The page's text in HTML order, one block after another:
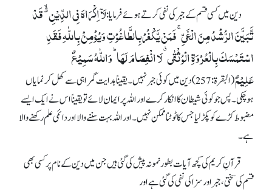
دین میں کسی قسم کے جبر کی نفی کرتے ہوئے فرمایا:لَاۤ اِکۡرَاہَ فِی الدِّیۡنِ ۟ۙ قَدۡ
تَّبَیَّنَ الرُّشۡدُ مِنَ الۡغَیِّۚ فَمَنۡ یَّکۡفُرۡ بِالطَّاغُوۡتِ وَیُؤۡمِنۡۢ بِاللّٰہِ فَقَدِ
اسۡتَمۡسَکَ بِالۡعُرۡوَۃِ الۡوُثۡقٰی ٭ لَا انۡفِصَامَ لَہَا ؕ وَاللّٰہُ سَمِیۡعٌ
عَلِیۡمٌ
(البقرۃ:257)دین میں کوئی جبر نہیں۔ یقیناًہدایت گمراہی سے کھل کر نمایاں
ہوچکی۔ پس جو کوئی شیطان کا انکار کرے اور اللہ پر ایمان لائے تو یقیناً اس نے ایک ایسے
مضبوط کڑے کو پکڑ لیا جس کا ٹوٹنا ممکن نہیں۔ اور اللہ بہت سننے والا اور دائمی علم رکھنے والا
ہے۔
قرآنِ کریم کی کچھ آیات بطور نمونہ پیش کی گئی ہیں جن میں دین کے نام پر کسی بھی
قسم کی سختی، جبر اور سزا کی نفی کی گئی ہے اور